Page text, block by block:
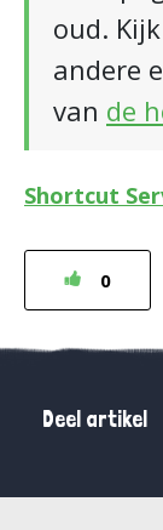
oud.
andere
van de
Shortcut
0
Deel artikel